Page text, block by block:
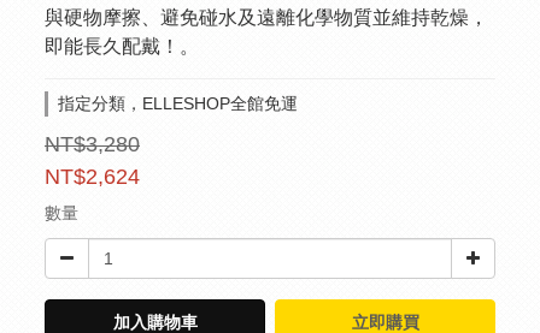
與硬物摩擦、避免碰水及遠離化學物質並維持乾燥，
即能長久配戴！。
指定分類，ELLESHOP全館免運
NT$3,280
NT$2,624
數量
加入購物車 立即購買